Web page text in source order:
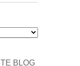
BLOG